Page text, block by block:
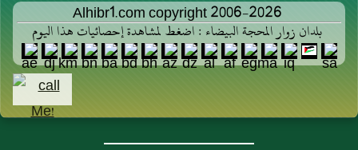
Alhibr1.com copyright 2006-2026
بلدان زوار المحجة البيضاء : اضغط لمشاهدة إحصائيات هذا اليوم